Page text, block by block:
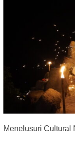
Menelusuri Cultural